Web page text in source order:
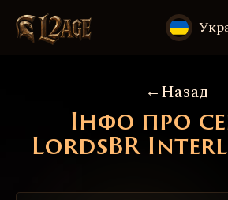
Назад
Інфо про
LordsBR